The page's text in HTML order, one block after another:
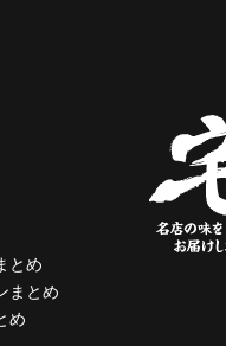
とめ
まとめ
め